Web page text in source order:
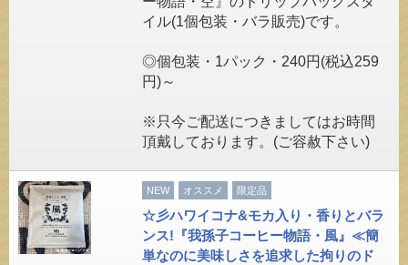
イル(1個包装・バラ販売)です。
◎個包装・1パック・240円(税込259
円)～
※只今ご配送につきましてはお時間
頂戴しております。(ご容赦下さい)
NEW オススメ 限定品
☆彡ハワイコナ&モカ入り・香りとバラ
ンス!『我孫子コーヒー物語・風』≪簡
単なのに美味しさを追求した拘りのド